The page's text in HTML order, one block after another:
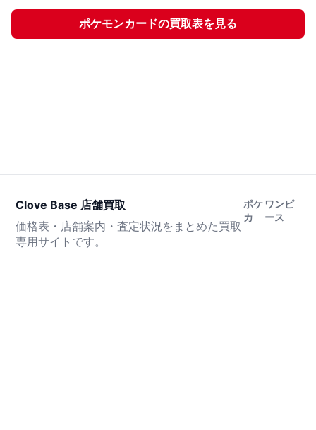
ポケモンカードの買取表を見る
Clove Base 店舗買取
価格表・店舗案内・査定状況をまとめた買取
専用サイトです。
ポケ
カ
ワンピ
ース